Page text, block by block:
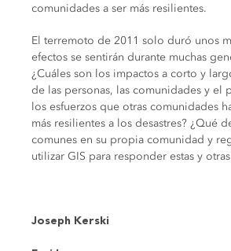
comunidades a ser más resilientes.
El terremoto de 2011 solo duró unos
efectos se sentirán durante muchas
¿Cuáles son los impactos a corto y
de las personas, las comunidades y el
los esfuerzos que otras comunidades
más resilientes a los desastres? ¿Qué
comunes en su propia comunidad y
utilizar GIS para responder estas y
Joseph Kerski